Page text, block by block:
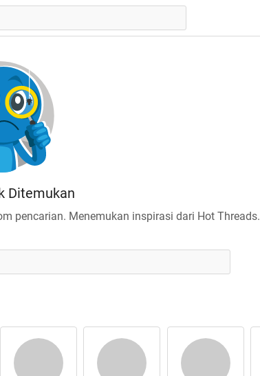
Ditemukan
pencarian. Menemukan inspirasi dari Hot Threads.